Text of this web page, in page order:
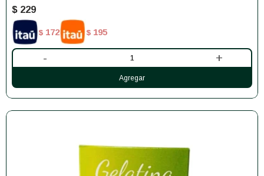
$ 229
$ 172 $ 195
- +